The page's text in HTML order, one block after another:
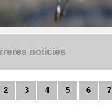
notícies
2 3 4 5 6 7